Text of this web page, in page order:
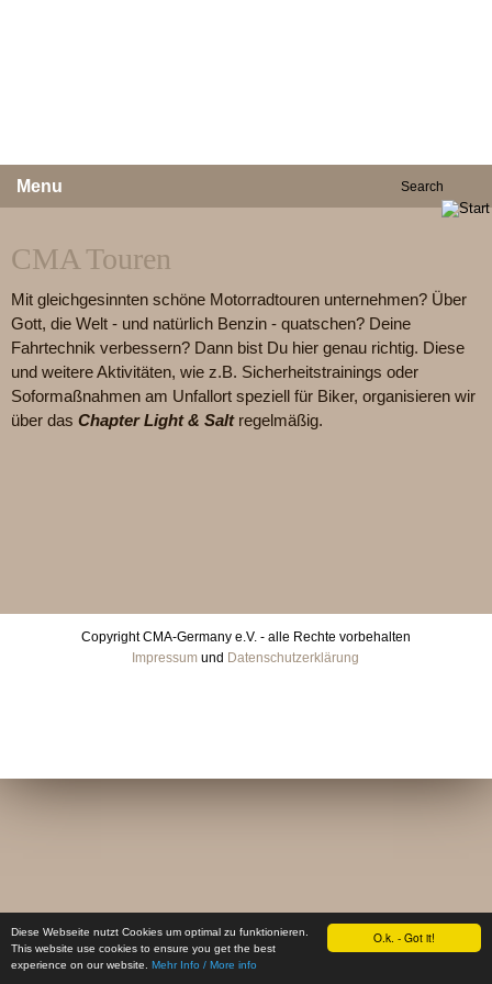
O.k. - Got it!
Diese Webseite nutzt Cookies um optimal zu funktionieren.
This website use cookies to ensure you get the best
experience on our website. Mehr Info / More info
Menu
CMA Touren
Mit gleichgesinnten schöne Motorradtouren unternehmen? Über
Gott, die Welt - und natürlich Benzin - quatschen? Deine
Fahrtechnik verbessern? Dann bist Du hier genau richtig. Diese
und weitere Aktivitäten, wie z.B. Sicherheitstrainings oder
Soformaßnahmen am Unfallort speziell für Biker, organisieren wir
über das Chapter Light & Saltregelmäßig.
Copyright CMA-Germany e.V. - alle Rechte vorbehalten
Impressum und Datenschutzerklärung